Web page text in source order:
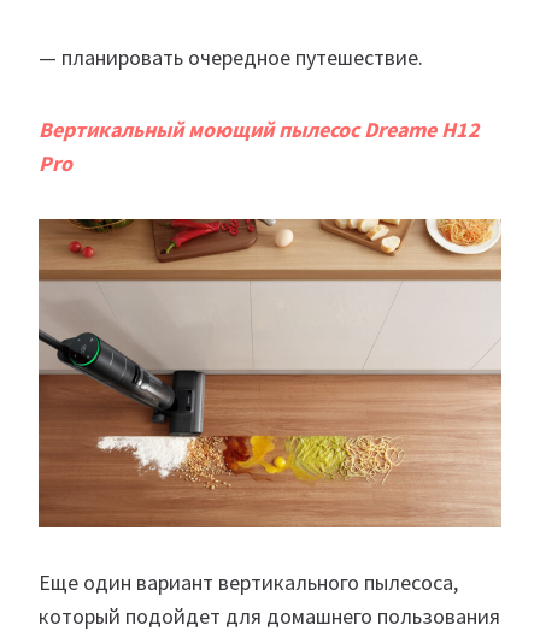
— планировать очередное путешествие.
Вертикальный моющий пылесос Dreame H12
Pro
Еще один вариант вертикального пылесоса,
который подойдет для домашнего пользования